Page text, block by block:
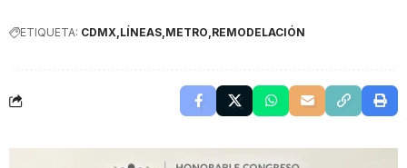
ETIQUETA: CDMX LÍNEAS METRO REMODELACIÓN